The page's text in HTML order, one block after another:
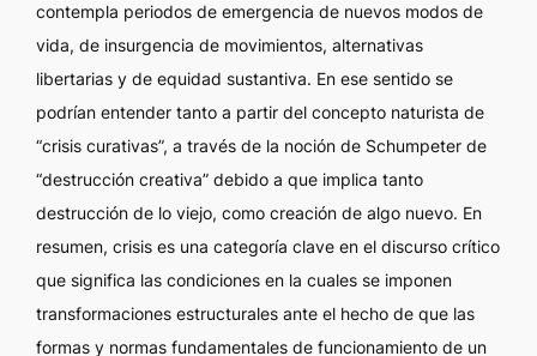
contempla periodos de emergencia de nuevos modos de
vida, de insurgencia de movimientos, alternativas
libertarias y de equidad sustantiva. En ese sentido se
podrían entender tanto a partir del concepto naturista de
“crisis curativas”, a través de la noción de Schumpeter de
“destrucción creativa” debido a que implica tanto
destrucción de lo viejo, como creación de algo nuevo. En
resumen, crisis es una categoría clave en el discurso crítico
que significa las condiciones en la cuales se imponen
transformaciones estructurales ante el hecho de que las
formas y normas fundamentales de funcionamiento de un